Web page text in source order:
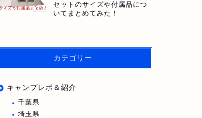
セットのサイズや付属品につ
いてまとめてみた！
カテゴリー
キャンプレポ＆紹介
千葉県
埼玉県